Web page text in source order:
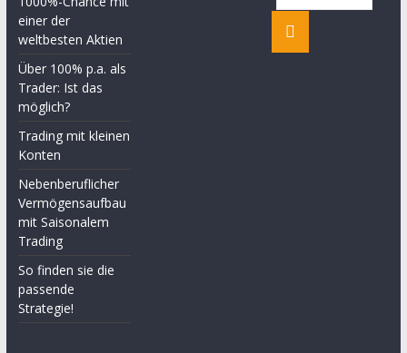
einer der
weltbesten Aktien
Über 100% p.a. als
Trader: Ist das
möglich?
Trading mit kleinen
Konten
Nebenberuflicher
Vermögensaufbau
mit Saisonalem
Trading
So finden sie die
passende
Strategie!